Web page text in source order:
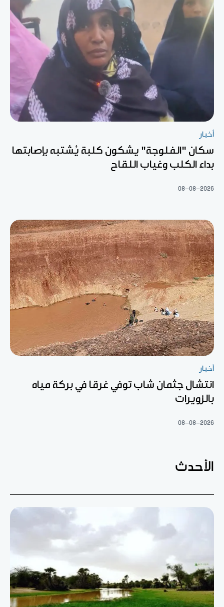
أخبار
سكان "الفلوجة" يشكون كلبة يُشتبه بإصابتها
بداء الكلب وغياب اللقاح
08-08-2026
أخبار
انتشال جثمان شاب توفي غرقا في بركة مياه
بالزويرات
08-08-2026
الأحدث